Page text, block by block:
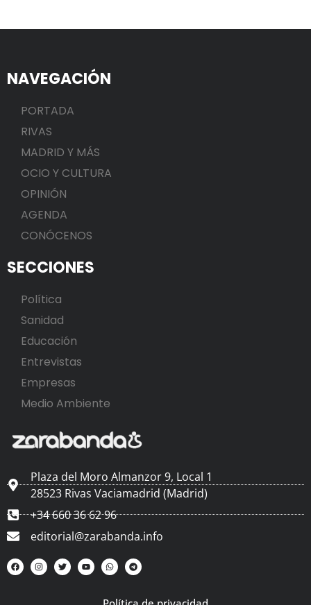
NAVEGACIÓN
PORTADA
RIVAS
MADRID Y MÁS
OCIO Y CULTURA
OPINIÓN
AGENDA
CONÓCENOS
SECCIONES
Política
Sanidad
Educación
Entrevistas
Empresas
Medio Ambiente
Plaza del Moro Almanzor 9, Local 1
28523 Rivas Vaciamadrid (Madrid)
+34 660 36 62 96
editorial@zarabanda.info